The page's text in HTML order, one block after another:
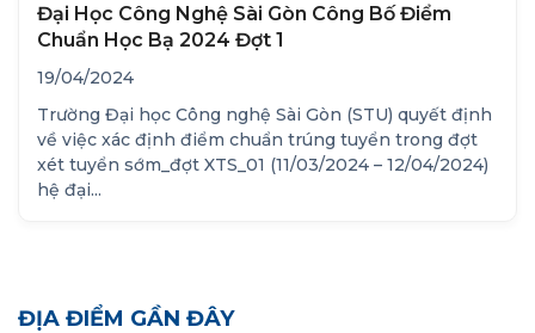
Đại Học Công Nghệ Sài Gòn Công Bố Điểm
Chuẩn Học Bạ 2024 Đợt 1
19/04/2024
Trường Đại học Công nghệ Sài Gòn (STU) quyết định
về việc xác định điểm chuẩn trúng tuyển trong đợt
xét tuyển sớm_đợt XTS_01 (11/03/2024 – 12/04/2024)
hệ đại...
ĐỊA ĐIỂM GẦN ĐÂY